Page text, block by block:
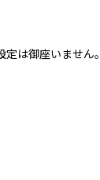
は御座いません。